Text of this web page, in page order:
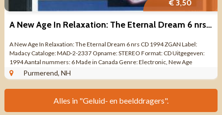
€ 3,50
A New Age In Relaxation: The Eternal Dream 6 nrs CD 1994 ZGAN
A New Age In Relaxation: The Eternal Dream 6 nrs CD 1994 ZGAN Label:
Madacy Cataloge: MAD-2-2337 Opname: STEREO Format: CD Uitgegeven:
1994 Aantal nummers: 6 Made in Canada Genre: Electronic, New Age
Kwaliteit: ZO GOED ALS NIEUW ...
Purmerend, NH
Alles in "Geluid- en beelddragers".